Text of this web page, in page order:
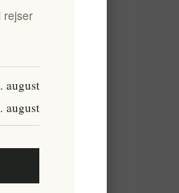
rejser
august
august